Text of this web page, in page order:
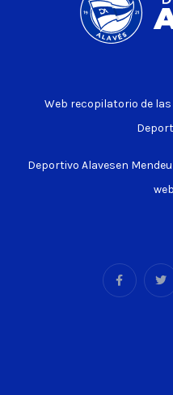
Web recopilatorio de
Deportivo Alavesen